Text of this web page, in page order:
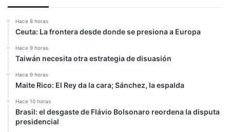
Hace 8 horas
Ceuta: La frontera desde donde se presiona a Europa
Hace 9 horas
Taiwán necesita otra estrategia de disuasión
Hace 9 horas
Maite Rico: El Rey da la cara; Sánchez, la espalda
Hace 10 horas
Brasil: el desgaste de Flávio Bolsonaro reordena la disputa
presidencial